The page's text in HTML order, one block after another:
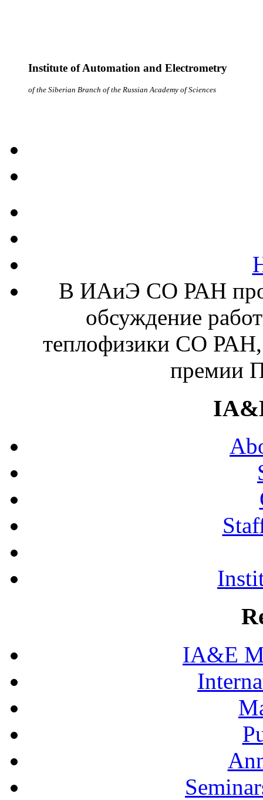
Institute of Automation and Electrometry
of the Siberian Branch of the Russian Academy of Sciences
В ИАиЭ СО РАН
обсуждение
теплофизики СО РАН,
премии
IA&E